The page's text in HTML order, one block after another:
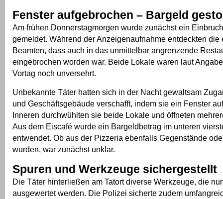
Fenster aufgebrochen – Bargeld
Am frühen Donnerstagmorgen wurde zunächst ein
gemeldet. Während der Anzeigenaufnahme entdeckten die
Beamten, dass auch in das unmittelbar angrenzende
eingebrochen worden war. Beide Lokale waren laut
Vortag noch unversehrt.
Unbekannte Täter hatten sich in der Nacht gewaltsam
und Geschäftsgebäude verschafft, indem sie ein Fenster
Inneren durchwühlten sie beide Lokale und öffneten
Aus dem Eiscafé wurde ein Bargeldbetrag im unteren
entwendet. Ob aus der Pizzeria ebenfalls Gegenstände
wurden, war zunächst unklar.
Spuren und Werkzeuge sichergestellt
Die Täter hinterließen am Tatort diverse Werkzeuge, die
ausgewertet werden. Die Polizei sicherte zudem